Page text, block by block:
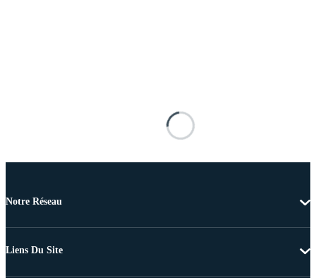
Notre Réseau
Liens Du Site